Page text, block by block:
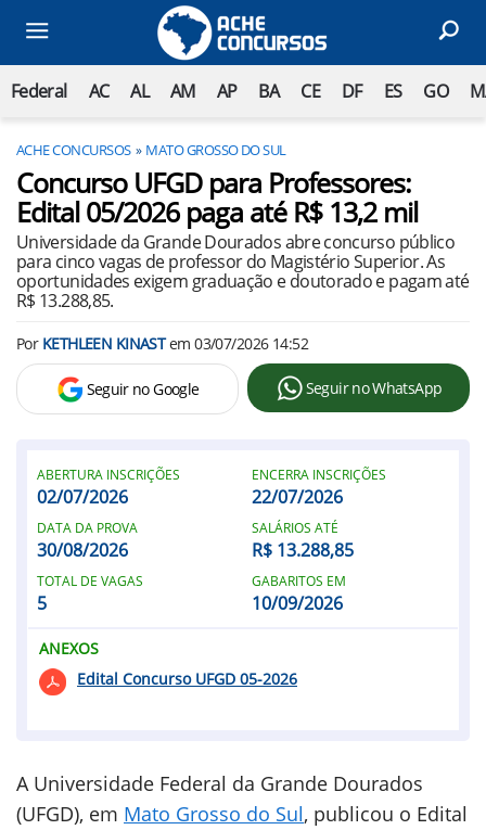
Federal AC AL AM AP BA CE DF ES GO
ACHE CONCURSOS MATO GROSSO DO SUL
Concurso UFGD para Professores:
Edital 05/2026 paga até R$ 13,2 mil
Universidade da Grande Dourados abre concurso público
para cinco vagas de professor do Magistério Superior. As
oportunidades exigem graduação e doutorado e pagam até
R$ 13.288,85.
Por KETHLEEN KINASTem03/07/2026 14:52
Seguir no Google Seguir no WhatsApp
A Universidade Federal da Grande Dourados
(UFGD), em Mato Grosso do Sul, publicou o Edital
ABERTURA INSCRIÇÕES
02/07/2026
ENCERRA INSCRIÇÕES
22/07/2026
DATA DA PROVA
30/08/2026
SALÁRIOS ATÉ
R$ 13.288,85
TOTAL DE VAGAS
5
GABARITOS EM
10/09/2026
ANEXOS
Edital Concurso UFGD 05-2026